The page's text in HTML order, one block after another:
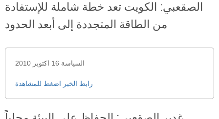
الصقعبي: الكويت تعد خطة شاملة للإستفادة
من الطاقة المتجددة إلى أبعد الحدود
السياسة 16 اكتوبر 2010
رابط الخبر اضغط للمشاهدة